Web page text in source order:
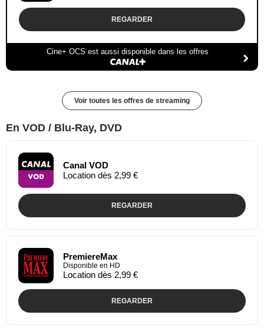
REGARDER
Cine+ OCS est aussi disponible dans les offres
Voir toutes les offres de streaming
En VOD / Blu-Ray, DVD
Canal VOD
Location dès 2,99 €
REGARDER
PremiereMax
Disponible en HD
Location dès 2,99 €
REGARDER